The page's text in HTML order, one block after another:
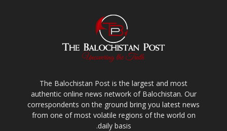
The Balochistan Post is the largest and most
authentic online news network of Balochistan. Our
correspondents on the ground bring you latest news
from one of most volatile regions of the world on
daily basis.